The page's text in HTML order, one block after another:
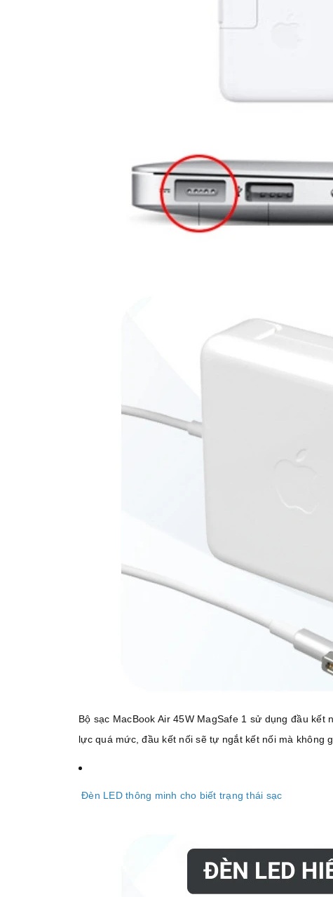
Bộ sạc MacBook Air 45W MagSafe 1 sử dụng đầu
lực quá mức, đầu kết nối sẽ tự ngắt kết nối mà không
Đèn LED thông minh cho biết trạng thái sạc